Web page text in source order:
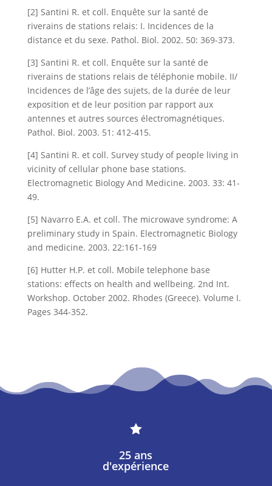
[2] Santini R. et coll. Enquête sur la santé de
riverains de stations relais: I. Incidences de la
distance et du sexe. Pathol. Biol. 2002. 50: 369-373.
[3] Santini R. et coll. Enquête sur la santé de
riverains de stations relais de téléphonie mobile. II/
Incidences de l’âge des sujets, de la durée de leur
exposition et de leur position par rapport aux
antennes et autres sources électromagnétiques.
Pathol. Biol. 2003. 51: 412-415.
[4] Santini R. et coll. Survey study of people living in
vicinity of cellular phone base stations.
Electromagnetic Biology And Medicine. 2003. 33: 41-
49.
[5] Navarro E.A. et coll. The microwave syndrome: A
preliminary study in Spain. Electromagnetic Biology
and medicine. 2003. 22:161-169
[6] Hutter H.P. et coll. Mobile telephone base
stations: effects on health and wellbeing. 2nd Int.
Workshop. October 2002. Rhodes (Greece). Volume I.
Pages 344-352.

25 ans
d'expérience